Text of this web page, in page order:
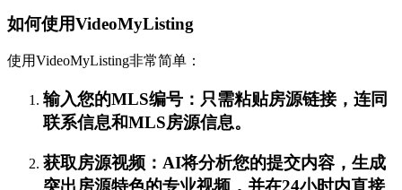
如何使用VideoMyListing
使用VideoMyListing非常简单：
输入您的MLS编号：只需粘贴房源链接，连同
联系信息和MLS房源信息。
获取房源视频：AI将分析您的提交内容，生成
突出房源特色的专业视频，并在24小时内直接